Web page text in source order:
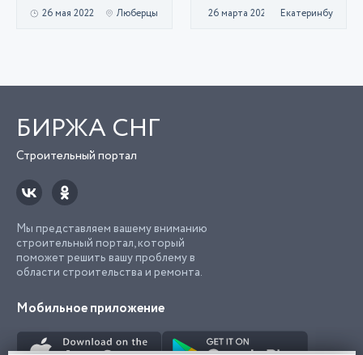
26 мая 2022 Люберцы 26 марта 2022 Екатеринбург
БИРЖА СНГ
Строительный портал
Мы представляем вашему вниманию
строительный портал, который
поможет решить вашу проблему в
области строительства и ремонта.
Мобильное приложение